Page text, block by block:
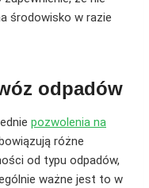
środowisko w razie
odpadów
pozwolenia na
różne
od typu odpadów,
ważne jest to w